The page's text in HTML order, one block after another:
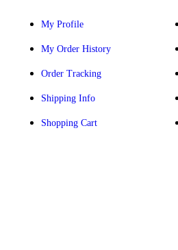
My Profile
My Order History
Order Tracking
Shipping Info
Shopping Cart